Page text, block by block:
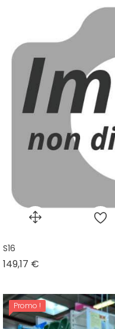
S16
149,17 €
Promo !